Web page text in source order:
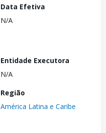
Data Efetiva
N/A
Entidade Executora
N/A
Região
América Latina e Caribe